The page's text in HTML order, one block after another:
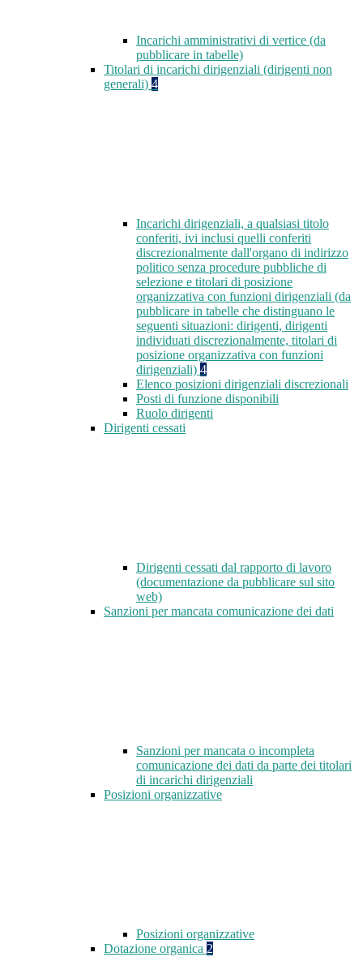
Incarichi amministrativi di vertice (da
pubblicare in tabelle)
Titolari di incarichi dirigenziali (dirigenti non
generali) 4
Incarichi dirigenziali, a qualsiasi titolo
conferiti, ivi inclusi quelli conferiti
discrezionalmente dall'organo di indirizzo
politico senza procedure pubbliche di
selezione e titolari di posizione
organizzativa con funzioni dirigenziali (da
pubblicare in tabelle che distinguano le
seguenti situazioni: dirigenti, dirigenti
individuati discrezionalmente, titolari di
posizione organizzativa con funzioni
dirigenziali) 4
Elenco posizioni dirigenziali discrezionali
Posti di funzione disponibili
Ruolo dirigenti
Dirigenti cessati
Dirigenti cessati dal rapporto di lavoro
(documentazione da pubblicare sul sito
web)
Sanzioni per mancata comunicazione dei dati
Sanzioni per mancata o incompleta
comunicazione dei dati da parte dei titolari
di incarichi dirigenziali
Posizioni organizzative
Posizioni organizzative
Dotazione organica 2